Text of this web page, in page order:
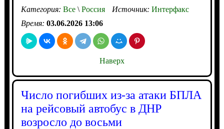
Категория: Все\Россия Источник: Интерфакс
Время: 03.06.2026 13:06
Наверх
Число погибших из-за атаки БПЛА
на рейсовый автобус в ДНР
возросло до восьми